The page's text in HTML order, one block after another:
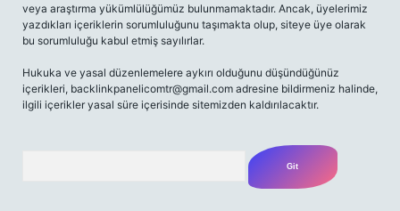
veya araştırma yükümlülüğümüz bulunmamaktadır. Ancak, üyelerimiz
yazdıkları içeriklerin sorumluluğunu taşımakta olup, siteye üye olarak
bu sorumluluğu kabul etmiş sayılırlar.
Hukuka ve yasal düzenlemelere aykırı olduğunu düşündüğünüz
içerikleri, backlinkpanelicomtr@gmail.com adresine bildirmeniz halinde,
ilgili içerikler yasal süre içerisinde sitemizden kaldırılacaktır.